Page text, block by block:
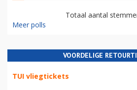
Totaal aantal
Meer polls
VOORDELIGE
TUI vliegtickets